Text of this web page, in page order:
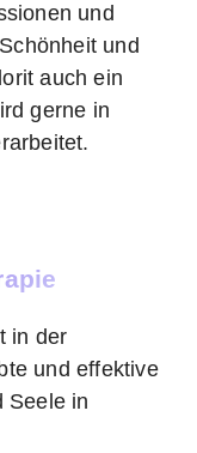
und
und
auch ein
gerne in
in der
und effektive
Seele in